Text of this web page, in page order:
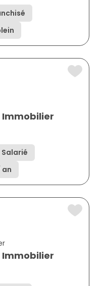
Salarié
an